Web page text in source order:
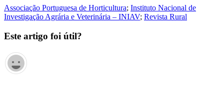
Associação Portuguesa de Horticultura; Instituto Nacional de
Investigação Agrária e Veterinária – INIAV; Revista Rural
Este artigo foi útil?